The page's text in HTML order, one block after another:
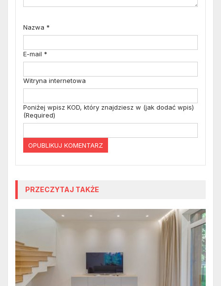
Nazwa *
E-mail *
Witryna internetowa
Poniżej wpisz KOD, który znajdziesz w (jak dodać wpis)
(Required)
PRZECZYTAJ TAKŻE